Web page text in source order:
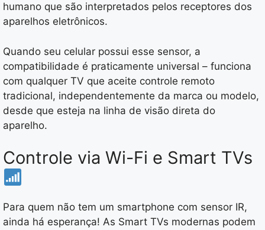
humano que são interpretados pelos receptores dos
aparelhos eletrônicos.
Quando seu celular possui esse sensor, a
compatibilidade é praticamente universal – funciona
com qualquer TV que aceite controle remoto
tradicional, independentemente da marca ou modelo,
desde que esteja na linha de visão direta do
aparelho.
Controle via Wi-Fi e Smart TVs
Para quem não tem um smartphone com sensor IR,
ainda há esperança! As Smart TVs modernas podem